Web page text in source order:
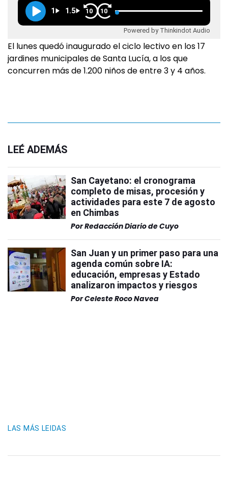
1 1.5 10 10
Powered by Thinkindot Audio
El lunes quedó inaugurado el ciclo lectivo en los 17
jardines municipales de Santa Lucía, a los que
concurren más de 1.200 niños de entre 3 y 4 años.
LEÉ ADEMÁS
San Cayetano: el cronograma
completo de misas, procesión y
actividades para este 7 de agosto
en Chimbas
PorRedacción Diario de Cuyo
San Juan y un primer paso para una
agenda común sobre IA:
educación, empresas y Estado
analizaron impactos y riesgos
PorCeleste Roco Navea
LAS MÁS LEIDAS